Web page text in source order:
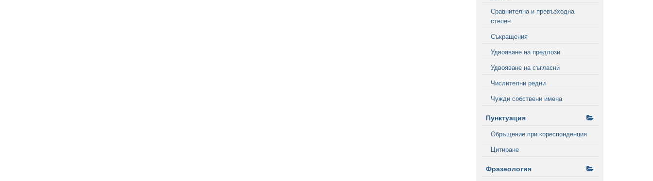
Сравнителна и превъзходна
степен
Съкращения
Удвояване на предлози
Удвояване на съгласни
Числителни редни
Чужди собствени имена
Пунктуация
Обръщение при кореспонденция
Цитиране
Фразеология